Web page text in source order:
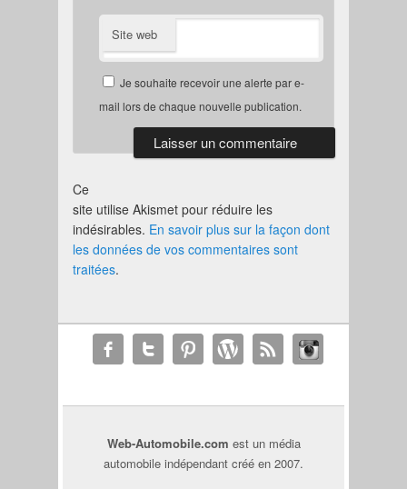
Site web
Je souhaite recevoir une alerte par e-
mail lors de chaque nouvelle publication.
Ce
site utilise Akismet pour réduire les
indésirables. En savoir plus sur la façon dont
les données de vos commentaires sont
traitées.
Web-Automobile.com est un média
automobile indépendant créé en 2007.